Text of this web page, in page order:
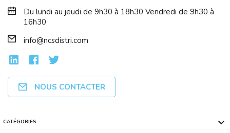
Du lundi au jeudi de 9h30 à 18h30 Vendredi de 9h30 à
16h30
info@ncsdistri.com
NOUS CONTACTER
CATÉGORIES 